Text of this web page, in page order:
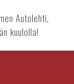
Autolehti,
kuulolla!